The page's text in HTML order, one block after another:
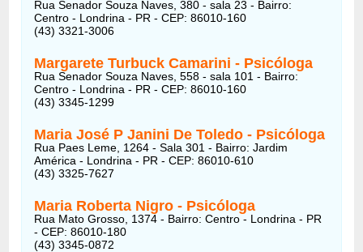
Rua Senador Souza Naves, 380 - sala 23 - Bairro:
Centro - Londrina - PR - CEP: 86010-160
(43) 3321-3006
Margarete Turbuck Camarini - Psicóloga
Rua Senador Souza Naves, 558 - sala 101 - Bairro:
Centro - Londrina - PR - CEP: 86010-160
(43) 3345-1299
Maria José P Janini De Toledo - Psicóloga
Rua Paes Leme, 1264 - Sala 301 - Bairro: Jardim
América - Londrina - PR - CEP: 86010-610
(43) 3325-7627
Maria Roberta Nigro - Psicóloga
Rua Mato Grosso, 1374 - Bairro: Centro - Londrina - PR
- CEP: 86010-180
(43) 3345-0872